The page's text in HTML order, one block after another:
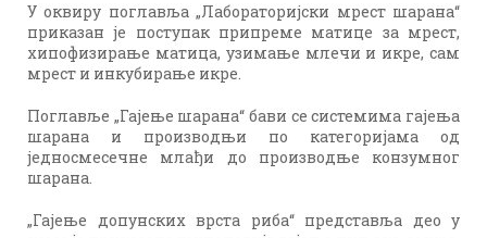
У оквиру поглавља „Лабораторијски мрест шарана“
приказан је поступак припреме матице за мрест,
хипофизирање матица, узимање млечи и икре, сам
мрест и инкубирање икре.
Поглавље „Гајење шарана“ бави се системима гајења
шарана и производњи по категоријама од
једносмесечне млађи до производње конзумног
шарана.
„Гајење допунских врста риба“ представља део у